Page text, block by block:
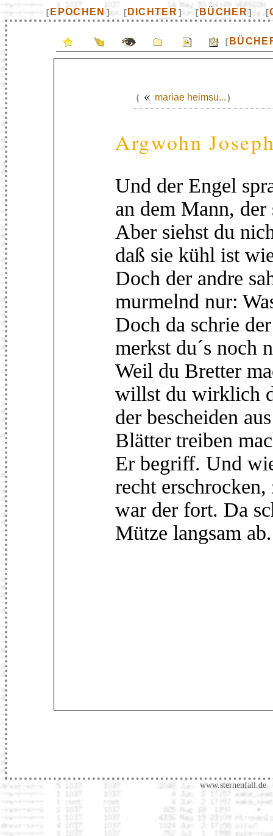
[ EPOCHEN ] [ DICHTER] [ BÜCHER] [
[
( mariae heimsu...)
Argwohn
Und der Engel
an dem Mann, der
Aber siehst du
daß sie kühl ist
Doch der andre
murmelnd nur:
Doch da schrie
merkst du´s noch
Weil du Bretter
willst du wirklich
der bescheiden
Blätter treiben
Er begriff. Und
recht
war der fort. Da
Mütze langsam
www.sternenfall.de